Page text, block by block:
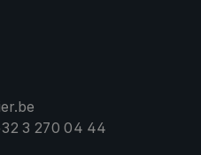
3 270 04 44